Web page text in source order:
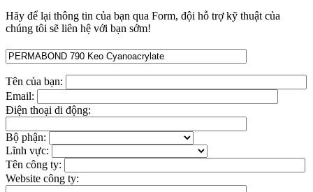
Hãy để lại thông tin của bạn qua Form, đội hỗ trợ kỹ thuật của
chúng tôi sẽ liên hệ với bạn sớm!
Tên của bạn:
Email:
Điện thoại di động:
Bộ phận:
Lĩnh vực:
Tên công ty:
Website công ty: